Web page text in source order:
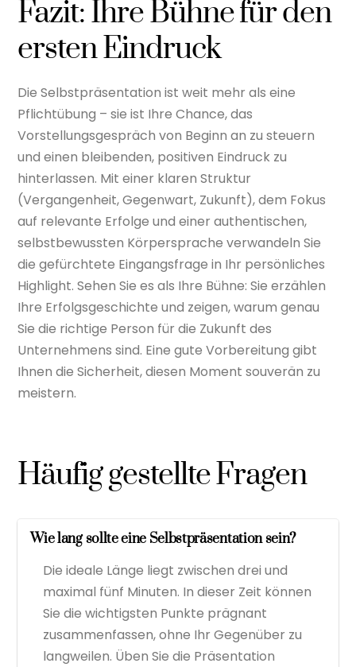
Fazit: Ihre Bühne für den
ersten Eindruck
Die Selbstpräsentation ist weit mehr als eine
Pflichtübung – sie ist Ihre Chance, das
Vorstellungsgespräch von Beginn an zu steuern
und einen bleibenden, positiven Eindruck zu
hinterlassen. Mit einer klaren Struktur
(Vergangenheit, Gegenwart, Zukunft), dem Fokus
auf relevante Erfolge und einer authentischen,
selbstbewussten Körpersprache verwandeln Sie
die gefürchtete Eingangsfrage in Ihr persönliches
Highlight. Sehen Sie es als Ihre Bühne: Sie erzählen
Ihre Erfolgsgeschichte und zeigen, warum genau
Sie die richtige Person für die Zukunft des
Unternehmens sind. Eine gute Vorbereitung gibt
Ihnen die Sicherheit, diesen Moment souverän zu
meistern.
Häufig gestellte Fragen
Wie lang sollte eine Selbstpräsentation sein?
Die ideale Länge liegt zwischen drei und
maximal fünf Minuten. In dieser Zeit können
Sie die wichtigsten Punkte prägnant
zusammenfassen, ohne Ihr Gegenüber zu
langweilen. Üben Sie die Präsentation